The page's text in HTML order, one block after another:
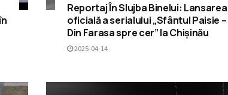
Reportaj În Slujba Binelui: Lansarea
oficială a serialului „Sfântul Paisie –
Din Farasa spre cer” la Chișinău
2025-04-14